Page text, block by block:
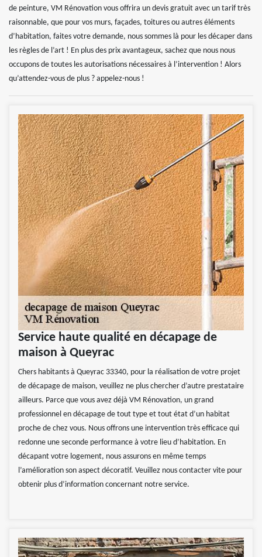
de peinture, VM Rénovation vous offrira un devis gratuit avec un tarif très
raisonnable, que pour vos murs, façades, toitures ou autres éléments
d’habitation, faites votre demande, nous sommes là pour les décaper dans
les règles de l’art ! En plus des prix avantageux, sachez que nous nous
occupons de toutes les autorisations nécessaires à l’intervention ! Alors
qu’attendez-vous de plus ? appelez-nous !
Service haute qualité en décapage de
maison à Queyrac
Chers habitants à Queyrac 33340, pour la réalisation de votre projet
de décapage de maison, veuillez ne plus chercher d’autre prestataire
ailleurs. Parce que vous avez déjà VM Rénovation, un grand
professionnel en décapage de tout type et tout état d’un habitat
proche de chez vous. Nous offrons une intervention très efficace qui
redonne une seconde performance à votre lieu d’habitation. En
décapant votre logement, nous assurons en même temps
l’amélioration son aspect décoratif. Veuillez nous contacter vite pour
obtenir plus d’information concernant notre service.